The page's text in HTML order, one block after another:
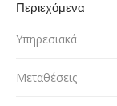
Περιεχόμενα
Υπηρεσιακά
Μεταθέσεις